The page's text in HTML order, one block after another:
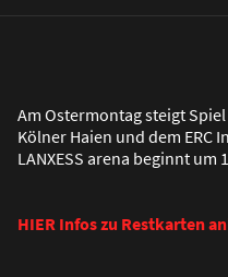
Am Ostermontag steigt
Kölner Haien und dem ERC
LANXESS arena beginnt um
HIER Infos zu Restkarten